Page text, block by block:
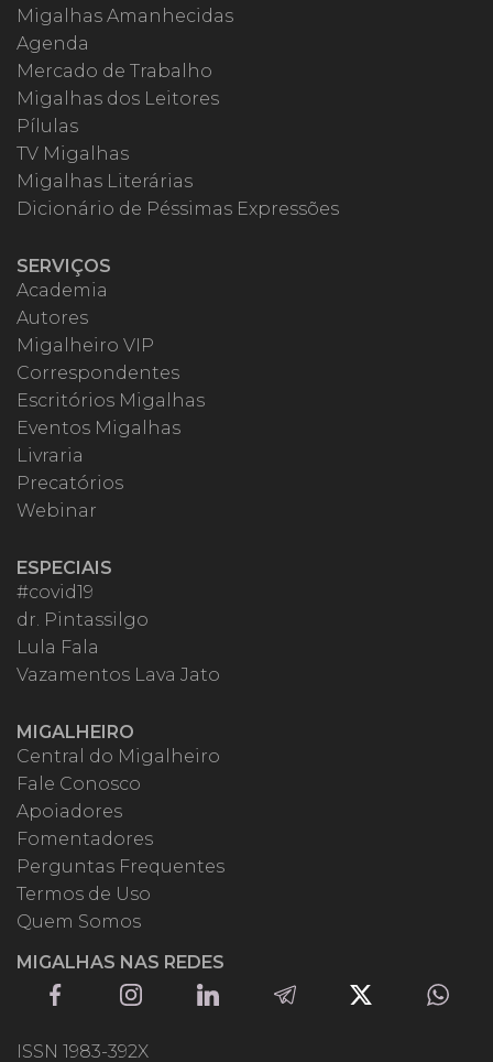
Migalhas Amanhecidas
Agenda
Mercado de Trabalho
Migalhas dos Leitores
Pílulas
TV Migalhas
Migalhas Literárias
Dicionário de Péssimas Expressões
SERVIÇOS
Academia
Autores
Migalheiro VIP
Correspondentes
Escritórios Migalhas
Eventos Migalhas
Livraria
Precatórios
Webinar
ESPECIAIS
#covid19
dr. Pintassilgo
Lula Fala
Vazamentos Lava Jato
MIGALHEIRO
Central do Migalheiro
Fale Conosco
Apoiadores
Fomentadores
Perguntas Frequentes
Termos de Uso
Quem Somos
MIGALHAS NAS REDES
ISSN 1983-392X